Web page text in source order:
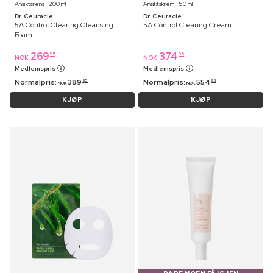
Ansiktsrens ⋅ 200 ml
Dr. Ceuracle
5A Control Clearing Cleansing
Foam
NOK 269 95
Medlemspris
Normalpris: NOK 389 95
KJØP
Ansiktskrem ⋅ 50 ml
Dr. Ceuracle
5A Control Clearing Cream
NOK 374 95
Medlemspris
Normalpris: NOK 554 95
KJØP